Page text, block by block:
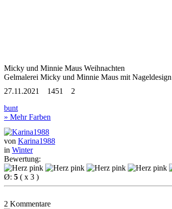
Micky und Minnie Maus Weihnachten
Gelmalerei Micky und Minnie Maus mit Nageldesign
27.11.2021
1451
2
bunt
» Mehr Farben
von Karina1988
in Winter
Bewertung:
Ø: 5 ( x 3 )
2 Kommentare